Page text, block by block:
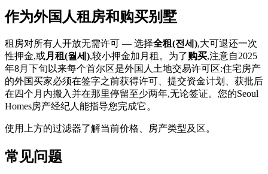
作为外国人租房和购买别墅
租房对所有人开放无需许可 — 选择全租(전세),大可退还一次
性押金,或月租(월세),较小押金加月租。为了购买,注意自2025
年8月下旬以来每个首尔区是外国人土地交易许可区:住宅房产
的外国买家必须在签字之前获得许可、提交资金计划、获批后
在四个月内搬入并在那里停留至少两年,无论签证。您的Seoul
Homes房产经纪人能指导您完成它。
使用上方的过滤器了解当前价格、房产类型及区。
常见问题